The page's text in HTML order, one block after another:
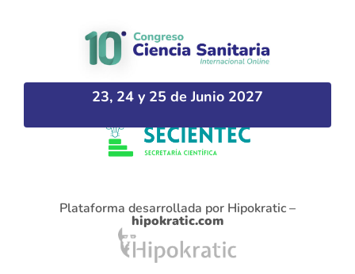
23, 24 y 25 de Junio 2027
Plataforma desarrollada por Hipokratic –
hipokratic.com